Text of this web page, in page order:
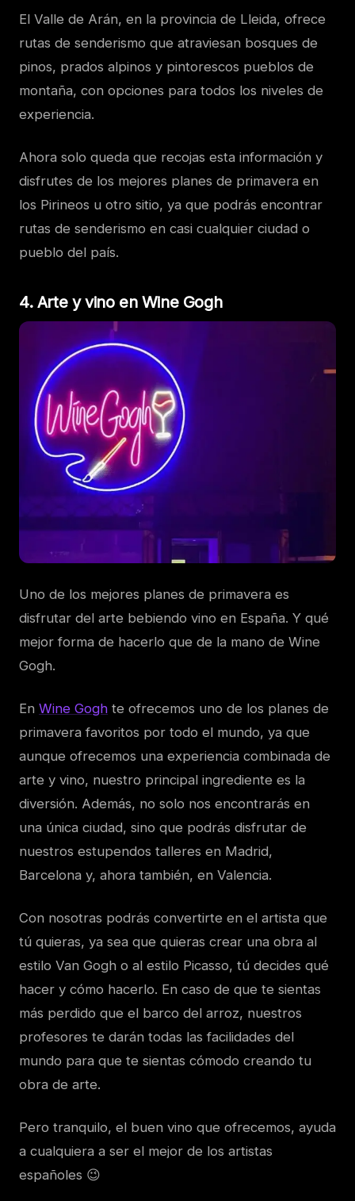
El Valle de Arán, en la provincia de Lleida, ofrece
rutas de senderismo que atraviesan bosques de
pinos, prados alpinos y pintorescos pueblos de
montaña, con opciones para todos los niveles de
experiencia.
Ahora solo queda que recojas esta información y
disfrutes de los mejores planes de primavera en
los Pirineos u otro sitio, ya que podrás encontrar
rutas de senderismo en casi cualquier ciudad o
pueblo del país.
4. Arte y vino en Wine Gogh
Uno de los mejores planes de primavera es
disfrutar del arte bebiendo vino en España. Y qué
mejor forma de hacerlo que de la mano de Wine
Gogh.
En Wine Gogh te ofrecemos uno de los planes de
primavera favoritos por todo el mundo, ya que
aunque ofrecemos una experiencia combinada de
arte y vino, nuestro principal ingrediente es la
diversión. Además, no solo nos encontrarás en
una única ciudad, sino que podrás disfrutar de
nuestros estupendos talleres en Madrid,
Barcelona y, ahora también, en Valencia.
Con nosotras podrás convertirte en el artista que
tú quieras, ya sea que quieras crear una obra al
estilo Van Gogh o al estilo Picasso, tú decides qué
hacer y cómo hacerlo. En caso de que te sientas
más perdido que el barco del arroz, nuestros
profesores te darán todas las facilidades del
mundo para que te sientas cómodo creando tu
obra de arte.
Pero tranquilo, el buen vino que ofrecemos, ayuda
a cualquiera a ser el mejor de los artistas
españoles 😉